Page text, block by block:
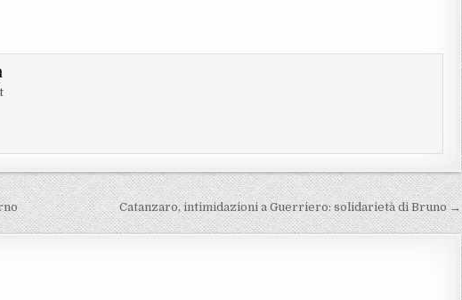
Catanzaro, intimidazioni a Guerriero: solidarietà di Bruno →